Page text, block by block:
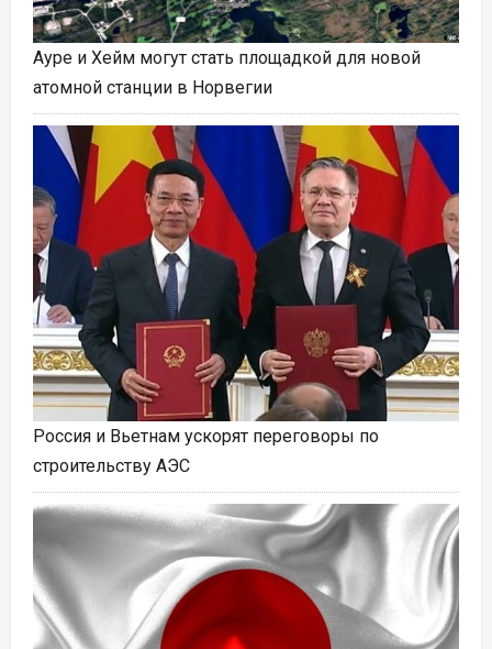
Ауре и Хейм могут стать площадкой для новой
атомной станции в Норвегии
Россия и Вьетнам ускорят переговоры по
строительству АЭС